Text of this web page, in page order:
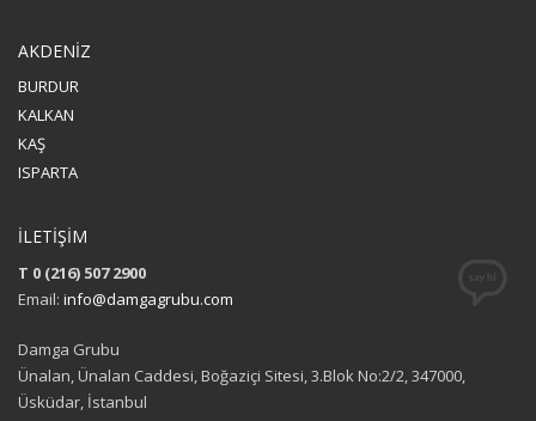
AKDENİZ
BURDUR
KALKAN
KAŞ
ISPARTA
İLETİŞİM
T 0 (216) 507 2900
Email: info@damgagrubu.com
Damga Grubu
Ünalan, Ünalan Caddesi, Boğaziçi Sitesi, 3.Blok No:2/2, 347000,
Üsküdar, İstanbul